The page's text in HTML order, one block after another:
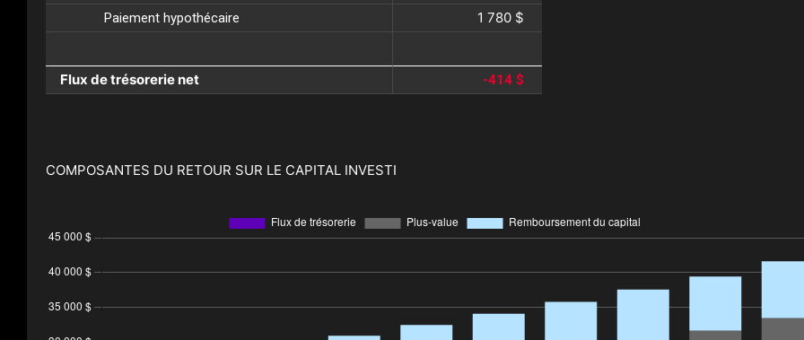
Paiement hypothécaire 1 780 $
Flux de trésorerie net -414 $
COMPOSANTES DU RETOUR SUR LE CAPITAL INVESTI